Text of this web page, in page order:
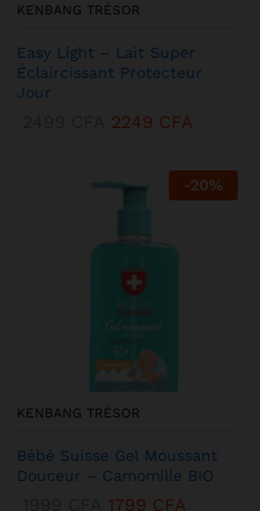
KENBANG TRÉSOR
Easy Light – Lait Super
Éclaircissant Protecteur
Jour
2249 CFA
-20%
KENBANG TRÉSOR
Bébé Suisse Gel Moussant
Douceur – Camomille BIO
1799 CFA